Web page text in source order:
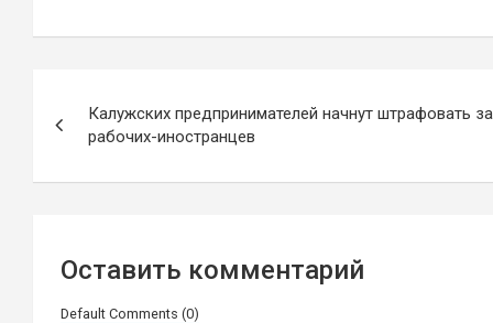
по
записям
Калужских предпринимателей начнут штрафовать за
рабочих-иностранцев
Оставить комментарий
Default Comments (0)